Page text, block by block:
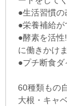
●生活習慣
●栄養補給
●酵素を活
に働きかけま
●プチ断食
60種類もの
大根・キャ